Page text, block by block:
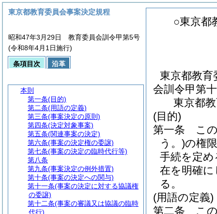
○東京都
東京都教育
会訓令甲第
東京都
(目的)
第一条
こ
う。)の権
手続を定
在を明確
る。
(用語の定義)
第二条
こ
東京都教育委員会事案決定規程
昭和47年3月29日 教育委員会訓令甲第5号
(令和8年4月1日施行)
条項目次 沿革
本則
第一条(目的)
第二条(用語の定義)
第三条(事案決定の原則)
第四条(決定対象事案)
第五条(関連事案の決定)
第六条(事案の決定権の委譲)
第七条(事案の決定の臨時代行等)
第八条
第九条(事案決定の例外措置)
第十条(事案の決定への関与)
第十一条(事案の決定に対する協議権
の委譲)
第十二条(事案の審議又は協議の臨時
代行)